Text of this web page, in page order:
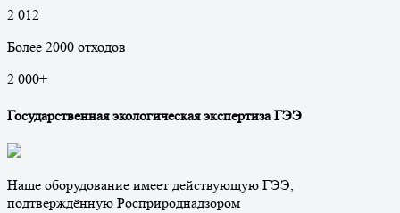
2 012
Более 2000 отходов
2 000+
Государственная экологическая экспертиза ГЭЭ
Наше оборудование имеет действующую ГЭЭ,
подтверждённую Росприроднадзором